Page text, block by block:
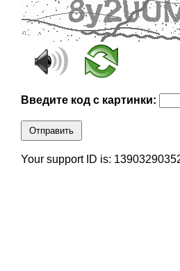
Введите код с картинки:
Отправить
Your support ID is: